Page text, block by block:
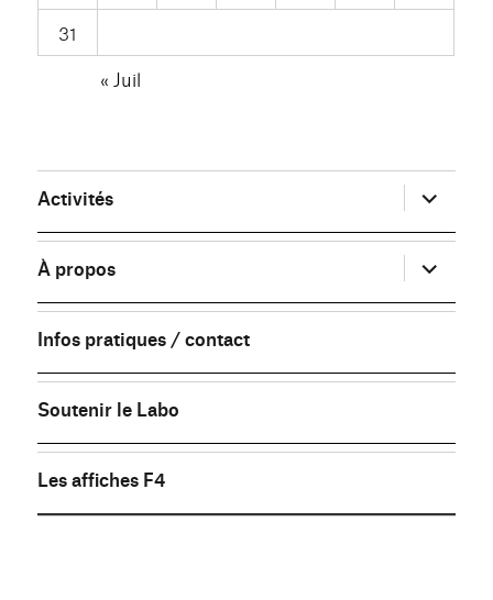
31
« Juil
Activités ouvrir
le
sous-
menu
À propos
ouvrir
le
sous-
menu
Infos pratiques / contact
Soutenir le Labo
Les affiches F4